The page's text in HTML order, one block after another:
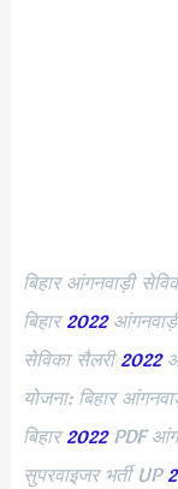
बिहार आंगनवाड़ी
बिहार2022आंगनवाड़ी
सेविका सैलरी 2022
योजना: बिहार
बिहार2022PDF
सुपरवाइजर भर्ती UP